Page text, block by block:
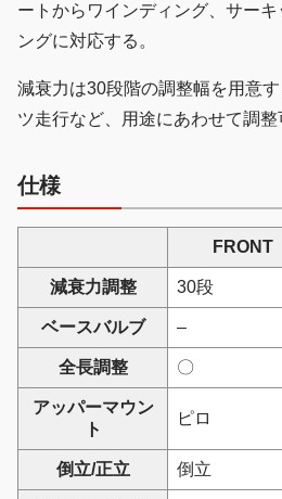
ートからワインディング、サー
ングに対応する。
減衰力は30段階の調整幅を用意
ツ走行など、用途にあわせて調整
仕様
FRONT
減衰力調整 30段
ベースバルブ –
全長調整 〇
アッパーマウン
ト
ピロ
倒立/正立 倒立